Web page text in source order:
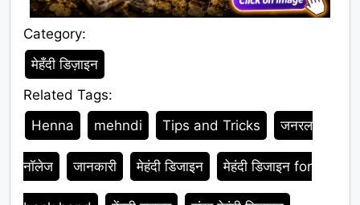
Category:
Category
मेहँदी डिज़ाइन
Related Tags:
Tags
Henna mehndi Tips and Tricks जनरल
नॉलेज जानकारी मेहंदी डिजाइन मेहंदी डिजाइन for